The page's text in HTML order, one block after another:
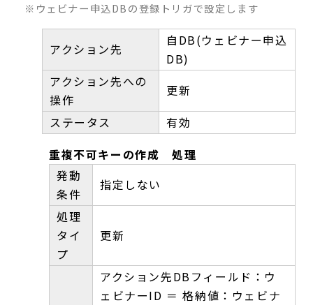
※ウェビナー申込DBの登録トリガで設定します
アクション先
自DB(ウェビナー申込
DB)
アクション先への
操作
更新
ステータス
有効
重複不可キーの作成 処理
発動
条件
指定しない
処理
タイ
プ
更新
アクション先DBフィールド：ウ
ェビナーID ＝ 格納値：ウェビナ